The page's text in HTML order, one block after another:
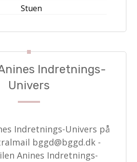
Stuen
Indretnings-
Univers
Indretnings-Univers på
bggd@bggd.dk-
Anines Indretnings-